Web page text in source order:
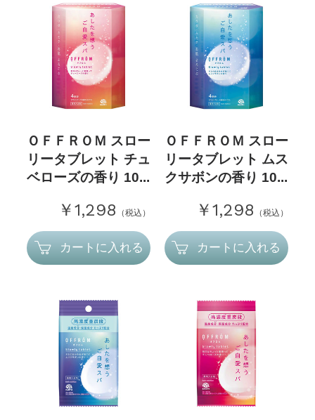
ＯＦＦＲＯＭ スロー
リータブレット チュ
ベローズの香り 10...
￥1,298 （税込）
カートに入れる
ＯＦＦＲＯＭ スロー
リータブレット ムス
クサボンの香り 10...
￥1,298 （税込）
カートに入れる